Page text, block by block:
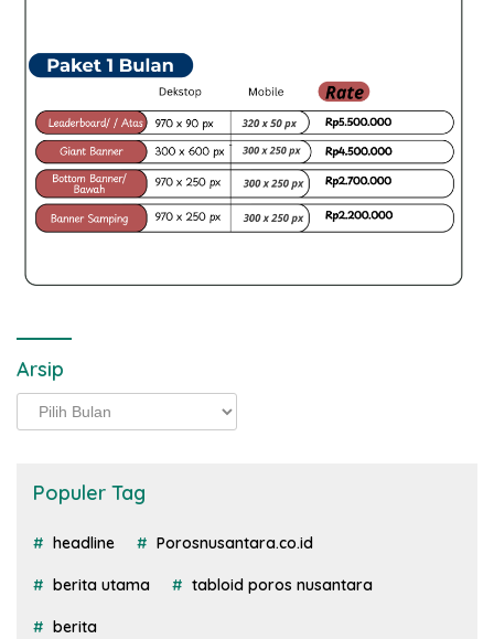
Arsip
Arsip
Populer Tag
headline Porosnusantara.co.id
berita utama tabloid poros nusantara
berita